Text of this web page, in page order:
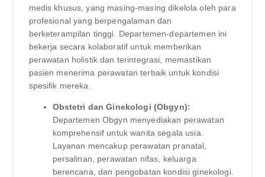
medis khusus, yang masing-masing dikelola oleh para
profesional yang berpengalaman dan
berketerampilan tinggi. Departemen-departemen ini
bekerja secara kolaboratif untuk memberikan
perawatan holistik dan terintegrasi, memastikan
pasien menerima perawatan terbaik untuk kondisi
spesifik mereka.
Obstetri dan Ginekologi (Obgyn):
Departemen Obgyn menyediakan perawatan
komprehensif untuk wanita segala usia.
Layanan mencakup perawatan pranatal,
persalinan, perawatan nifas, keluarga
berencana, dan pengobatan kondisi ginekologi.